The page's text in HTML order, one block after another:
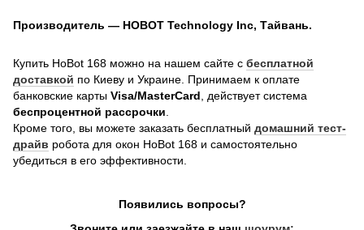
Производитель — HOBOT Technology Inc, Тайвань.
Купить HoBot 168 можно на нашем сайте с бесплатной
доставкой по Киеву и Украине. Принимаем к оплате
банковские карты Visa/MasterCard , действует система
беспроцентной рассрочки
Кроме того, вы можете заказать бесплатный домашний тест-
драйв робота для окон HoBot 168 и самостоятельно
убедиться в его эффективности.
Появились вопросы?